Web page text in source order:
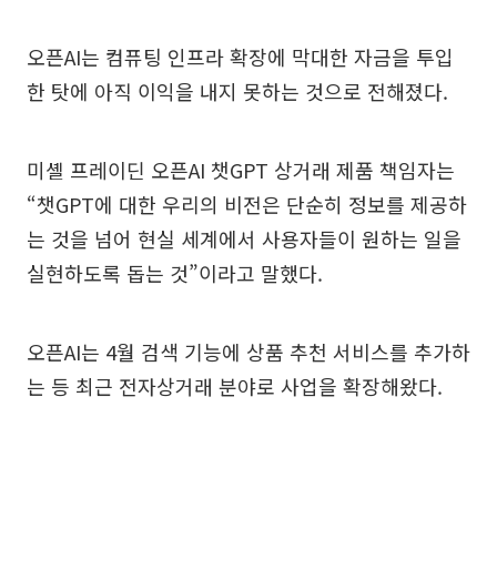
오픈AI는 컴퓨팅 인프라 확장에 막대한 자금을 투입
한 탓에 아직 이익을 내지 못하는 것으로 전해졌다.
미셸 프레이딘 오픈AI 챗GPT 상거래 제품 책임자는
“챗GPT에 대한 우리의 비전은 단순히 정보를 제공하
는 것을 넘어 현실 세계에서 사용자들이 원하는 일을
실현하도록 돕는 것”이라고 말했다.
오픈AI는 4월 검색 기능에 상품 추천 서비스를 추가하
는 등 최근 전자상거래 분야로 사업을 확장해왔다.